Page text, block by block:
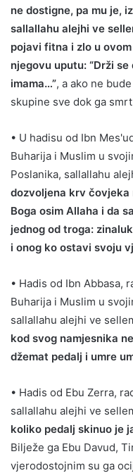
ne dostigne, pa mu je,
sallallahu alejhi ve
pojavi fitna i zlo u
njegovu uputu: “Drži
imama…”, a ako ne
skupine sve dok ga
• U hadisu od Ibn
Buharija i Muslim u
Poslanika, sallallahu
dozvoljena krv čovjeka
Boga osim Allaha i da
jednog od troga:
i onog ko ostavi svoju
• Hadis od Ibn Abbasa,
Buharija i Muslim u
sallallahu alejhi ve
kod svog namjesnika
džemat pedalj i umre
• Hadis od Ebu Zerra,
sallallahu alejhi ve
koliko pedalj skinuo je
Bilježe ga Ebu Davud,
vjerodostojnim su ga